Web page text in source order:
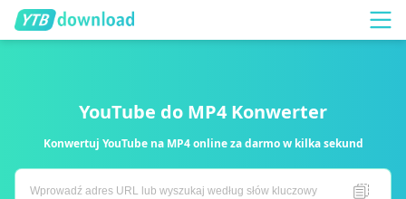
YouTube do MP4 Konwerter
Konwertuj YouTube na MP4 online za darmo w kilka sekund